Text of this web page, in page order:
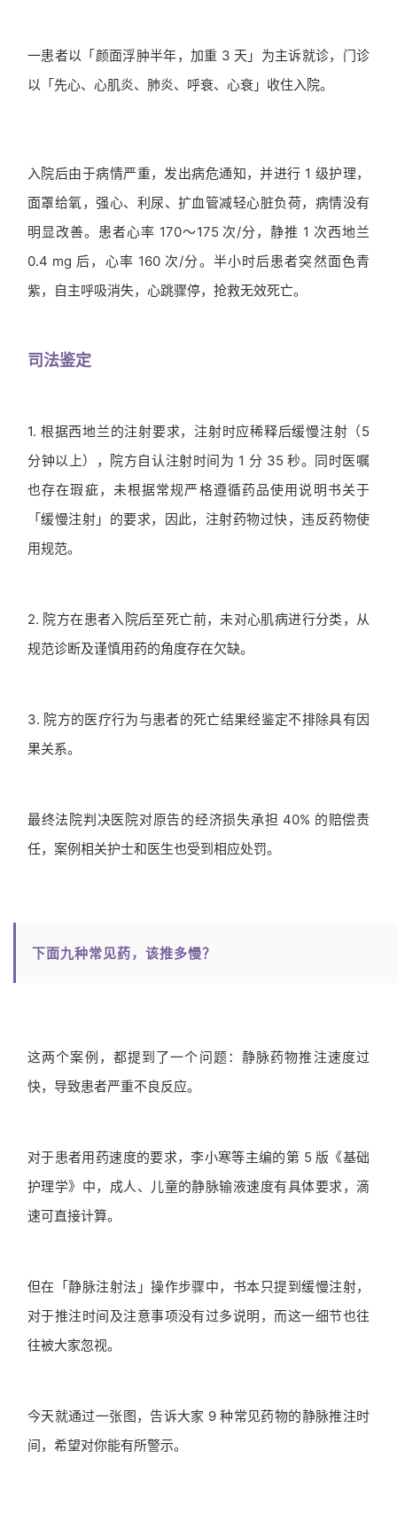
一患者以「颜面浮肿半年，加重 3 天」为主诉就诊，门诊
以「先心、心肌炎、肺炎、呼衰、心衰」收住入院。
入院后由于病情严重，发出病危通知，并进行 1 级护理，
面罩给氧，强心、利尿、扩血管减轻心脏负荷，病情没有
明显改善。患者心率 170～175 次/分，静推 1 次西地兰
0.4 mg 后，心率 160 次/分。半小时后患者突然面色青
紫，自主呼吸消失，心跳骤停，抢救无效死亡。
司法鉴定
1. 根据西地兰的注射要求，注射时应稀释后缓慢注射（5
分钟以上），院方自认注射时间为 1 分 35 秒。同时医嘱
也存在瑕疵，未根据常规严格遵循药品使用说明书关于
「缓慢注射」的要求，因此，注射药物过快，违反药物使
用规范。
2. 院方在患者入院后至死亡前，未对心肌病进行分类，从
规范诊断及谨慎用药的角度存在欠缺。
3. 院方的医疗行为与患者的死亡结果经鉴定不排除具有因
果关系。
最终法院判决医院对原告的经济损失承担 40% 的赔偿责
任，案例相关护士和医生也受到相应处罚。
下面九种常见药，该推多慢？
这两个案例，都提到了一个问题：静脉药物推注速度过
快，导致患者严重不良反应。
对于患者用药速度的要求，李小寒等主编的第 5 版《基础
护理学》中，成人、儿童的静脉输液速度有具体要求，滴
速可直接计算。
但在「静脉注射法」操作步骤中，书本只提到缓慢注射，
对于推注时间及注意事项没有过多说明，而这一细节也往
往被大家忽视。
今天就通过一张图，告诉大家 9 种常见药物的静脉推注时
间，希望对你能有所警示。